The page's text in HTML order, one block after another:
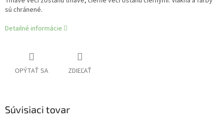
sú chránené.
Detailné informácie
OPÝTAŤ SA ZDIEĽAŤ
Súvisiaci tovar